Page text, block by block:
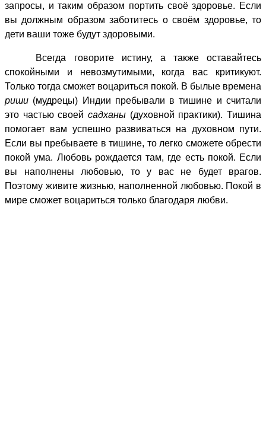
запросы, и таким образом портить своё здоровье. Если
вы должным образом заботитесь о своём здоровье, то
дети ваши тоже будут здоровыми.
Всегда говорите истину, а также оставайтесь
спокойными и невозмутимыми, когда вас критикуют.
Только тогда сможет воцариться покой. В былые времена
риши (мудрецы) Индии пребывали в тишине и считали
это частью своей садханы (духовной практики). Тишина
помогает вам успешно развиваться на духовном пути.
Если вы пребываете в тишине, то легко сможете обрести
покой ума. Любовь рождается там, где есть покой. Если
вы наполнены любовью, то у вас не будет врагов.
Поэтому живите жизнью, наполненной любовью. Покой в
мире сможет воцариться только благодаря любви.